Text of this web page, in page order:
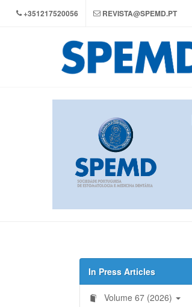
+351217520056 REVISTA@SPEMD.PT
In Press Articles
Volume 67 (2026)